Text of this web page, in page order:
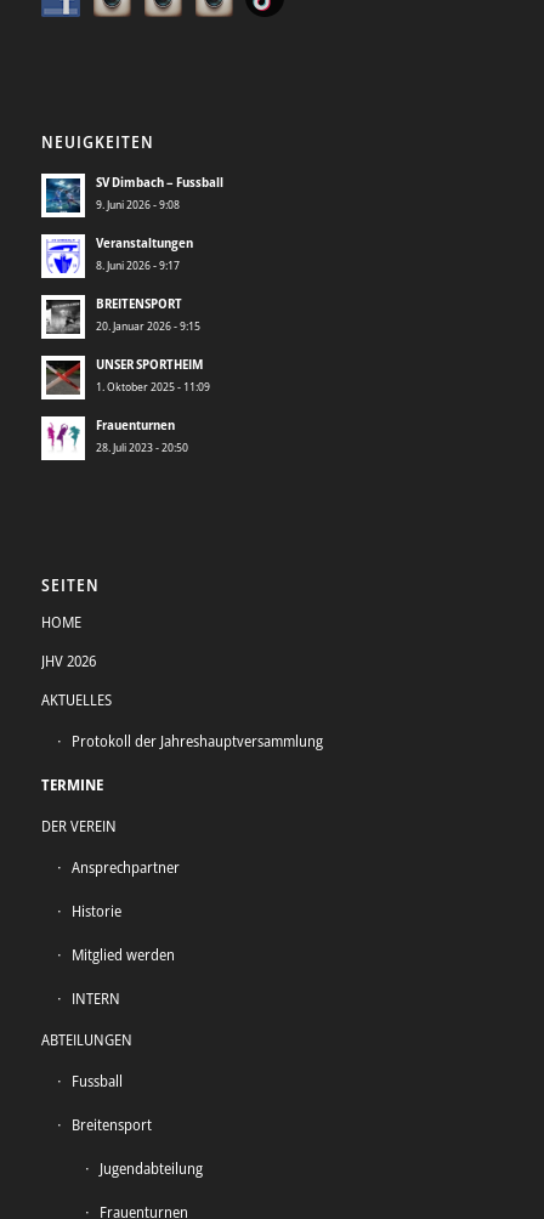
NEUIGKEITEN
SV Dimbach – Fussball
9. Juni 2026 - 9:08
Veranstaltungen
8. Juni 2026 - 9:17
BREITENSPORT
20. Januar 2026 - 9:15
UNSER SPORTHEIM
1. Oktober 2025 - 11:09
Frauenturnen
28. Juli 2023 - 20:50
SEITEN
HOME
JHV 2026
AKTUELLES
Protokoll der Jahreshauptversammlung
TERMINE
DER VEREIN
Ansprechpartner
Historie
Mitglied werden
INTERN
ABTEILUNGEN
Fussball
Breitensport
Jugendabteilung
Frauenturnen